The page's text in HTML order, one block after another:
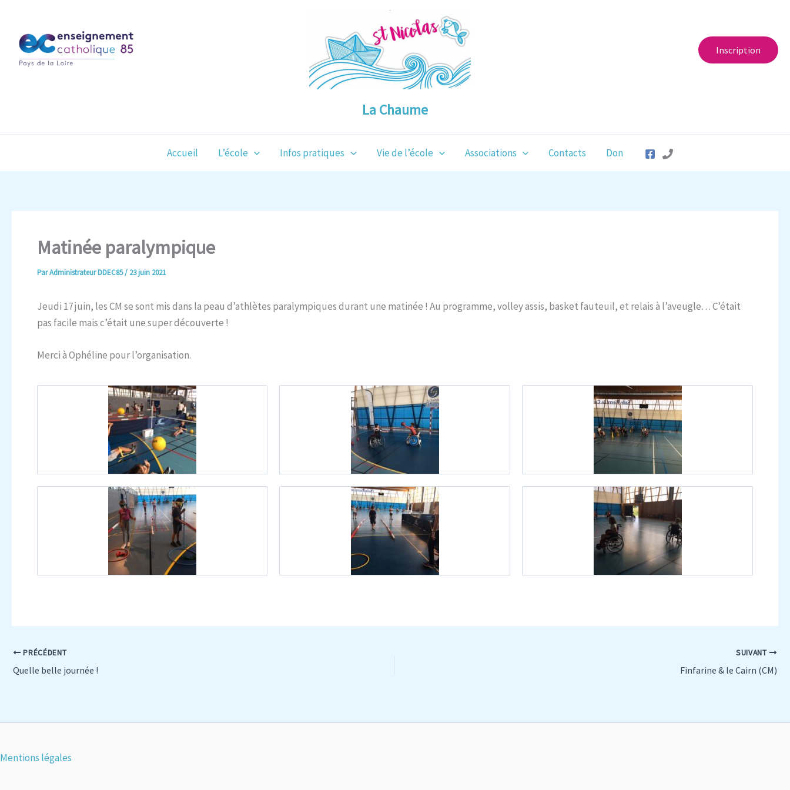
contenu
Inscription
La Chaume
Accueil L’école Infos pratiques Vie de l’école Associations Contacts Don
Matinée paralympique
ParAdministrateur DDEC85/ 23 juin 2021
Jeudi 17 juin, les CM se sont mis dans la peau d’athlètes paralympiques durant une matinée ! Au programme, volley assis, basket fauteuil, et relais à l’aveugle… C’était
pas facile mais c’était une super découverte !
Merci à Ophéline pour l’organisation.
PRÉCÉDENT
Quelle belle journée !
SUIVANT
Finfarine & le Cairn (CM)
Mentions légales